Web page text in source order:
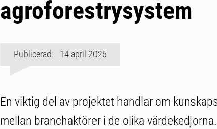
agroforestrysystem
Publicerad: 14 april 2026
En viktig del av projektet handlar om
mellan branchaktörer i de olika